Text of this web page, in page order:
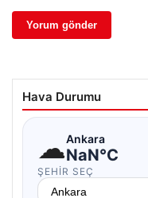
Hava Durumu
☁Ankara
NaN°C
ŞEHIR SEÇ